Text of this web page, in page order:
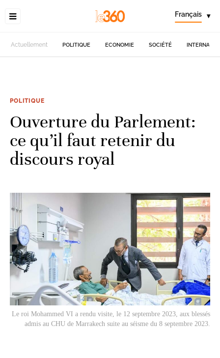
Français ▾
Actuellement POLITIQUE ECONOMIE SOCIÉTÉ
POLITIQUE
Ouverture du Parlement:
ce qu’il faut retenir du
discours royal
Le roi Mohammed VI a rendu visite, le 12 septembre 2023, aux blessés
admis au CHU de Marrakech suite au séisme du 8 septembre 2023.